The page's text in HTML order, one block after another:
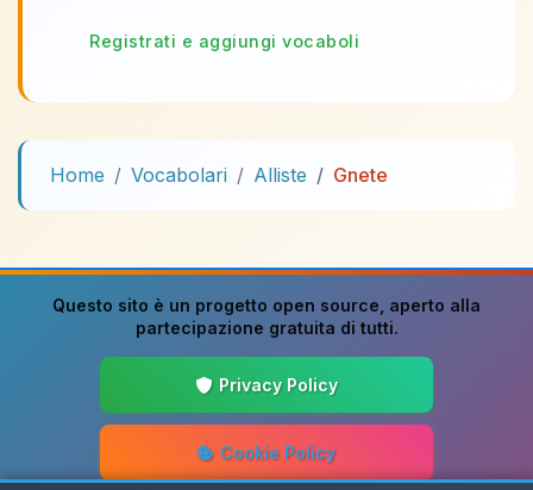
Registrati e aggiungi vocaboli
Home Vocabolari Alliste Gnete
Questo sito è un progetto open source , aperto alla
partecipazione gratuita di tutti.
Privacy Policy
Cookie Policy